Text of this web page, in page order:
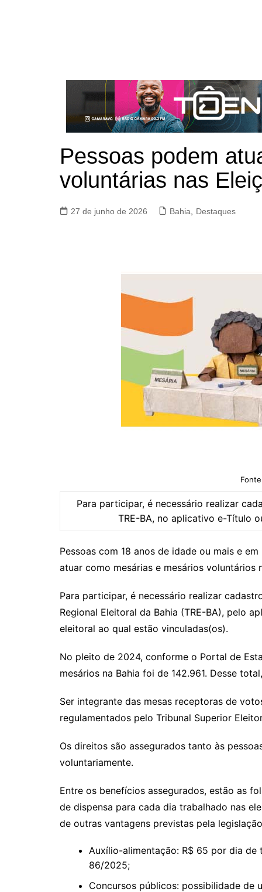
Pessoas podem
voluntárias nas
27 de junho de 2026 Bahia Destaques
Para participar, é necessário realizar
TRE-BA, no aplicativo e-Título
Pessoas com 18 anos de idade ou mais e
atuar como mesárias e mesários voluntários
Para participar, é necessário realizar
Regional Eleitoral da Bahia (TRE-BA), pelo
eleitoral ao qual estão vinculadas(os).
No pleito de 2024, conforme o Portal de
mesários na Bahia foi de 142.961. Desse
Ser integrante das mesas receptoras de
regulamentados pelo Tribunal Superior
Os direitos são assegurados tanto às
voluntariamente.
Entre os benefícios assegurados, estão as
de dispensa para cada dia trabalhado nas
de outras vantagens previstas pela
Auxílio-alimentação: R$ 65 por dia de
86/2025;
Concursos públicos: possibilidade de